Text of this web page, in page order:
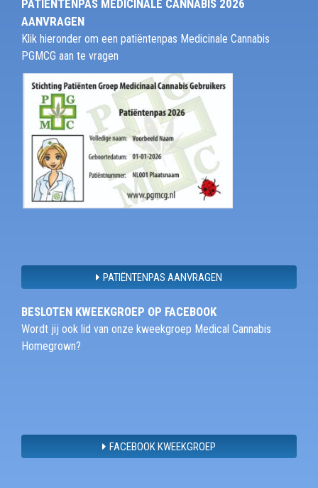
PATIËNTENPAS MEDICINALE CANNABIS 2026
AANVRAGEN
Klik hieronder om een patiëntenpas Medicinale Cannabis
PGMCG aan te vragen
PATIËNTENPAS AANVRAGEN
BESLOTEN KWEEKGROEP OP FACEBOOK
Wordt jij ook lid van onze kweekgroep Medical Cannabis
Homegrown?
FACEBOOK KWEEKGROEP